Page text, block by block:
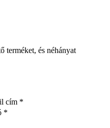
terméket, és néhányat
cím *
*